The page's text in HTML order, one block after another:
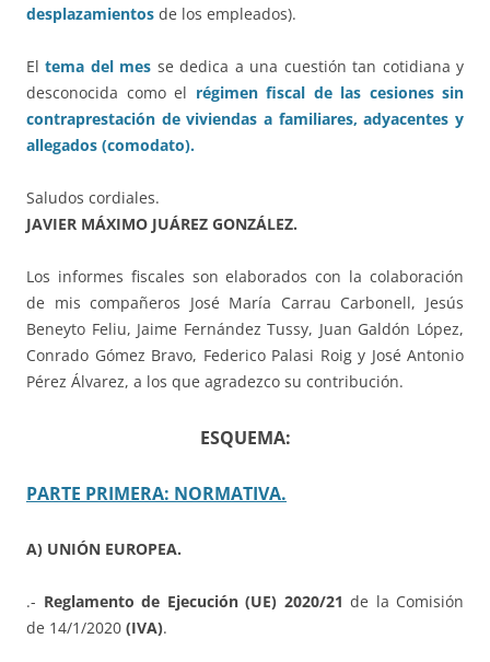
desplazamientos de los empleados).
Eltema del mes se dedica a una cuestión tan cotidiana y
desconocida como el régimen fiscal de las cesiones sin
contraprestación de viviendas a familiares, adyacentes y
allegados (comodato).
Saludos cordiales.
JAVIER MÁXIMO JUÁREZ GONZÁLEZ.
Los informes fiscales son elaborados con la colaboración
de mis compañeros José María Carrau Carbonell, Jesús
Beneyto Feliu, Jaime Fernández Tussy, Juan Galdón López,
Conrado Gómez Bravo, Federico Palasi Roig y José Antonio
Pérez Álvarez, a los que agradezco su contribución.
ESQUEMA:
PARTE PRIMERA: NORMATIVA.
A) UNIÓN EUROPEA.
.- Reglamento de Ejecución (UE) 2020/21 de la Comisión
de 14/1/2020 (IVA).